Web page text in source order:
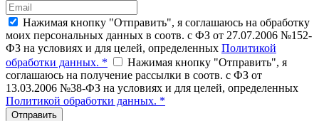
Нажимая кнопку "Отправить", я соглашаюсь на обработку
моих персональных данных в соотв. с ФЗ от 27.07.2006 №152-
ФЗ на условиях и для целей, определенных Политикой
обработки данных. *
Нажимая кнопку "Отправить", я
соглашаюсь на получение рассылки в соотв. с ФЗ от
13.03.2006 №38-ФЗ на условиях и для целей, определенных
Политикой обработки данных. *
Отправить